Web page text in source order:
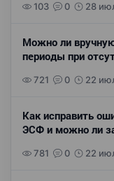
103 0 28
Можно ли
периоды при
721 0 22
Как исправить
ЭСФ и можно ли
781 0 22